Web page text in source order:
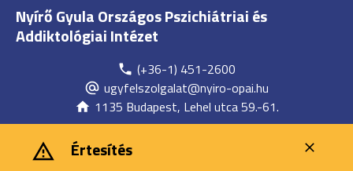
Nyírő Gyula Országos Pszichiátriai és
Addiktológiai Intézet
(+36-1) 451-2600
ugyfelszolgalat@nyiro-opai.hu
1135 Budapest, Lehel utca 59.-61.
Értesítés